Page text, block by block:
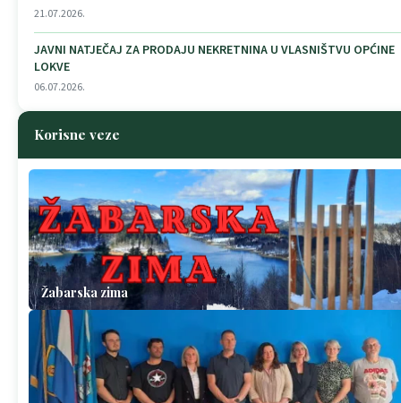
21.07.2026.
JAVNI NATJEČAJ ZA PRODAJU NEKRETNINA U VLASNIŠTVU OPĆINE
LOKVE
06.07.2026.
Korisne veze
Žabarska zima